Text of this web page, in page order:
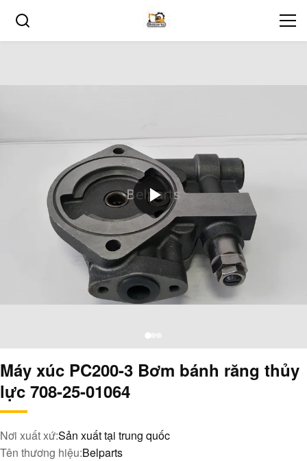
Máy xúc PC200-3 Bơm bánh răng thủy
lực 708-25-01064
Nơi xuất xứ:Sản xuất tại trung quốc
Tên thương hiệu:Belparts